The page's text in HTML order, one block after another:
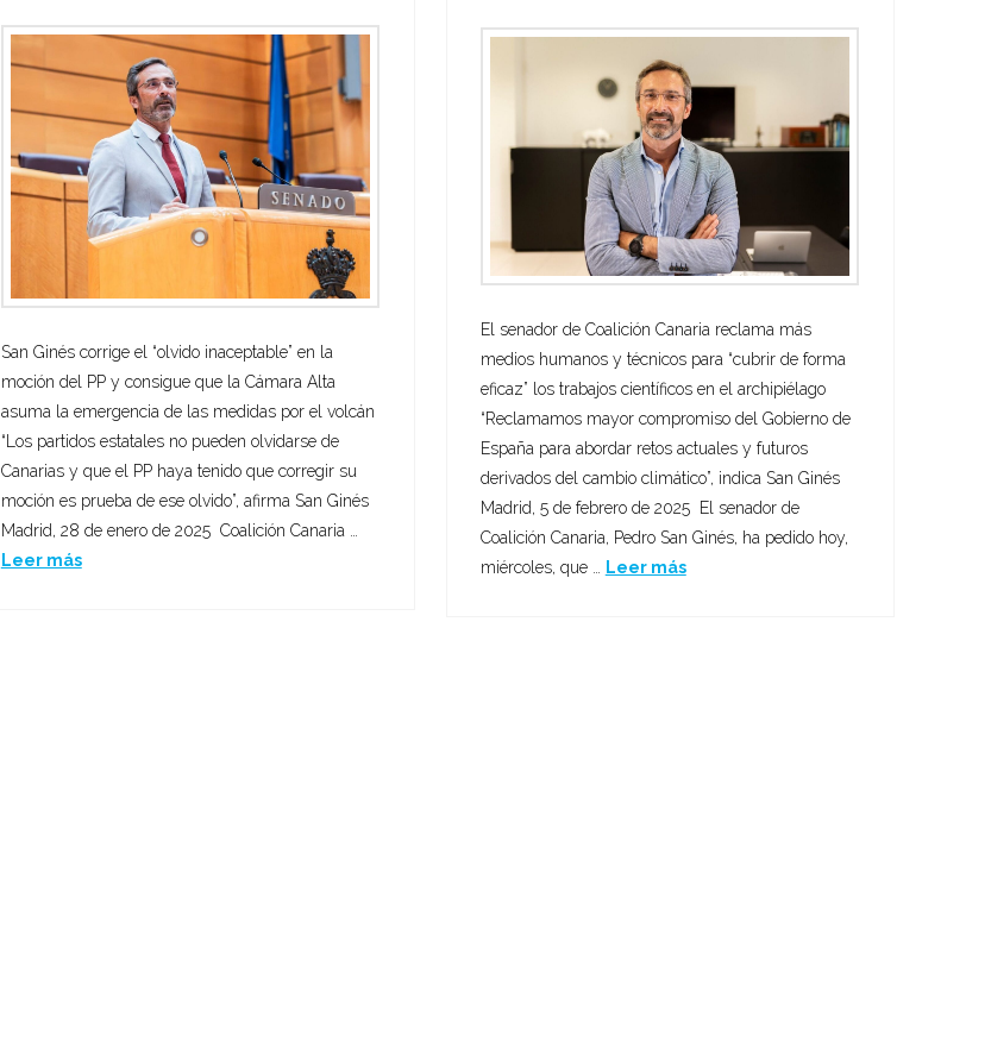
El senador de Coalición Canaria reclama más
medios humanos y técnicos para “cubrir de forma
eficaz” los trabajos científicos en el archipiélago
“Reclamamos mayor compromiso del Gobierno de
España para abordar retos actuales y futuros
derivados del cambio climático”, indica San Ginés
Madrid, 5 de febrero de 2025 El senador de
Coalición Canaria, Pedro San Ginés, ha pedido hoy,
miércoles, que …
Leer más
San Ginés corrige el “olvido inaceptable” en la
moción del PP y consigue que la Cámara Alta
asuma la emergencia de las medidas por el volcán
“Los partidos estatales no pueden olvidarse de
Canarias y que el PP haya tenido que corregir su
moción es prueba de ese olvido”, afirma San Ginés
Madrid, 28 de enero de 2025 Coalición Canaria …
Leer más